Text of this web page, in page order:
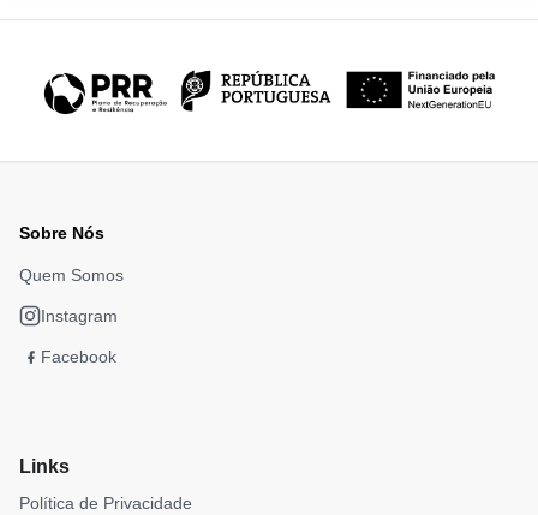
Sobre Nós
Quem Somos
Instagram
Facebook
Links
Política de Privacidade